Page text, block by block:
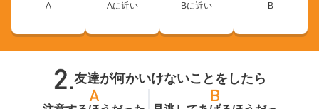
A Aに近い Bに近い B
友達が何かいけないことをしたら